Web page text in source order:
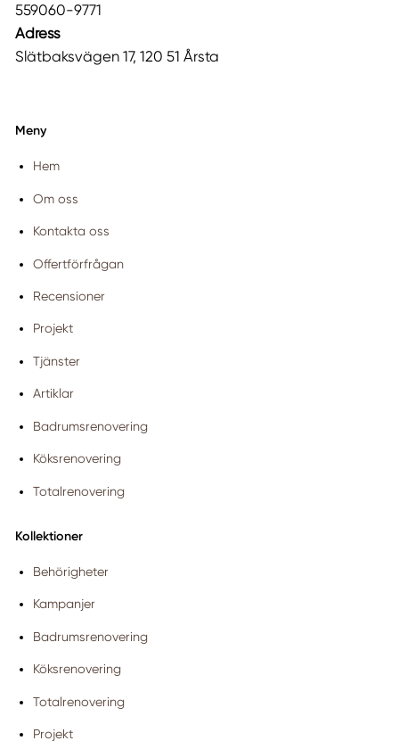
559060-9771
Adress
Slätbaksvägen 17, 120 51 Årsta
Meny
Hem
Om oss
Kontakta oss
Offertförfrågan
Recensioner
Projekt
Tjänster
Artiklar
Badrumsrenovering
Köksrenovering
Totalrenovering
Kollektioner
Behörigheter
Kampanjer
Badrumsrenovering
Köksrenovering
Totalrenovering
Projekt